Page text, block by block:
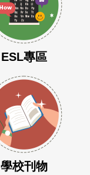
ESL專區
學校刊物